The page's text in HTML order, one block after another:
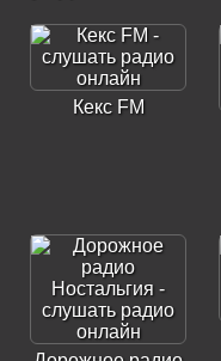
Кекс FM